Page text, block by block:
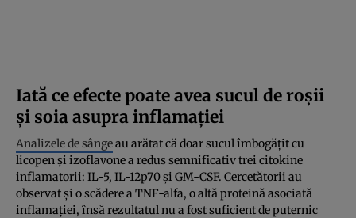
Iată ce efecte poate avea sucul de roșii
și soia asupra inflamației
Analizele de sângeau arătat că doar sucul îmbogățit cu
licopen și izoflavone a redus semnificativ trei citokine
inflamatorii: IL-5, IL-12p70 și GM-CSF. Cercetătorii au
observat și o scădere a TNF-alfa, o altă proteină asociată
inflamației, însă rezultatul nu a fost suficient de puternic